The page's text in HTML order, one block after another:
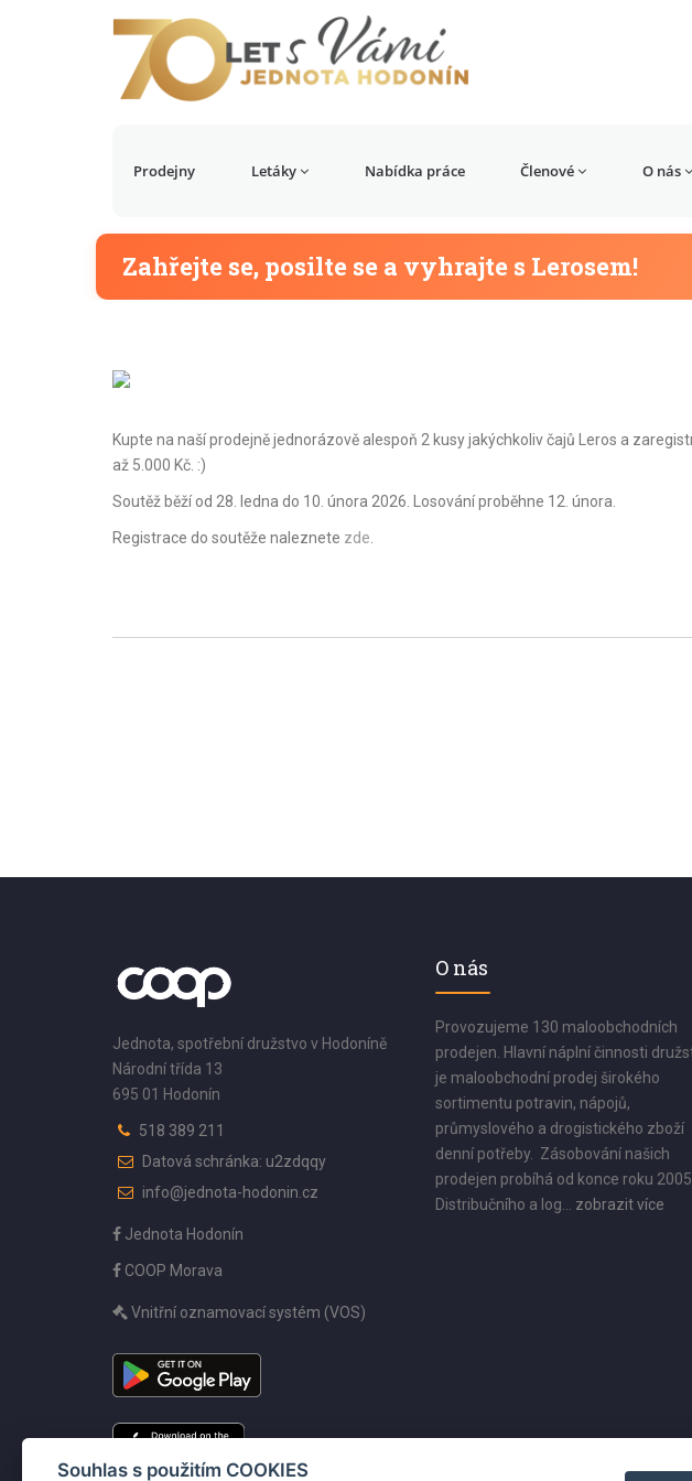
Prodejny Letáky Nabídka práce Členové O nás
Zahřejte se, posilte se a vyhrajte s Lerosem!
Kupte na naší prodejně jednorázově alespoň 2 kusy jakýchkoliv čajů Leros a
až 5.000 Kč. :)
Soutěž běží od 28. ledna do 10. února 2026. Losování proběhne 12. února.
Registrace do soutěže naleznete zde
Jednota, spotřební družstvo v Hodoníně
Národní třída 13
695 01 Hodonín
518 389 211
Datová schránka: u2zdqqy
info@jednota-hodonin.cz
Jednota Hodonín
COOP Morava
Vnitřní oznamovací systém (VOS)
O nás
Provozujeme 130 maloobchodních
prodejen. Hlavní náplní činnosti
je maloobchodní prodej širokého
sortimentu potravin, nápojů,
průmyslového a drogistického zboží
denní potřeby. Zásobování našich
prodejen probíhá od konce roku
Distribučního a log... zobrazit více
Souhlas s použitím COOKIES